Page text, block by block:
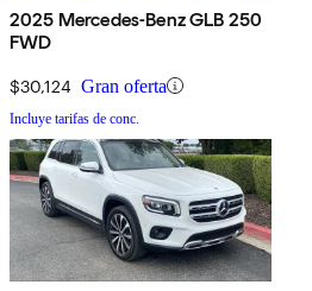
2025 Mercedes-Benz GLB 250
FWD
$30,124 Gran oferta
Incluye tarifas de conc.